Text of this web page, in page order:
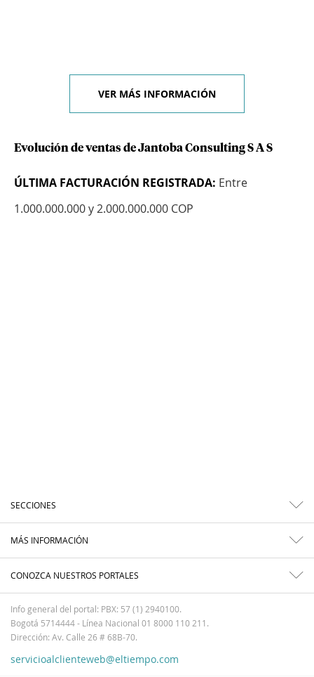
VER MÁS INFORMACIÓN
Evolución de ventas de Jantoba Consulting S A S
ÚLTIMA FACTURACIÓN REGISTRADA: Entre
1.000.000.000 y 2.000.000.000 COP
SECCIONES
MÁS INFORMACIÓN
CONOZCA NUESTROS PORTALES
Info general del portal: PBX: 57 (1) 2940100.
Bogotá 5714444 - Línea Nacional 01 8000 110 211.
Dirección: Av. Calle 26 # 68B-70.
servicioalclienteweb@eltiempo.com